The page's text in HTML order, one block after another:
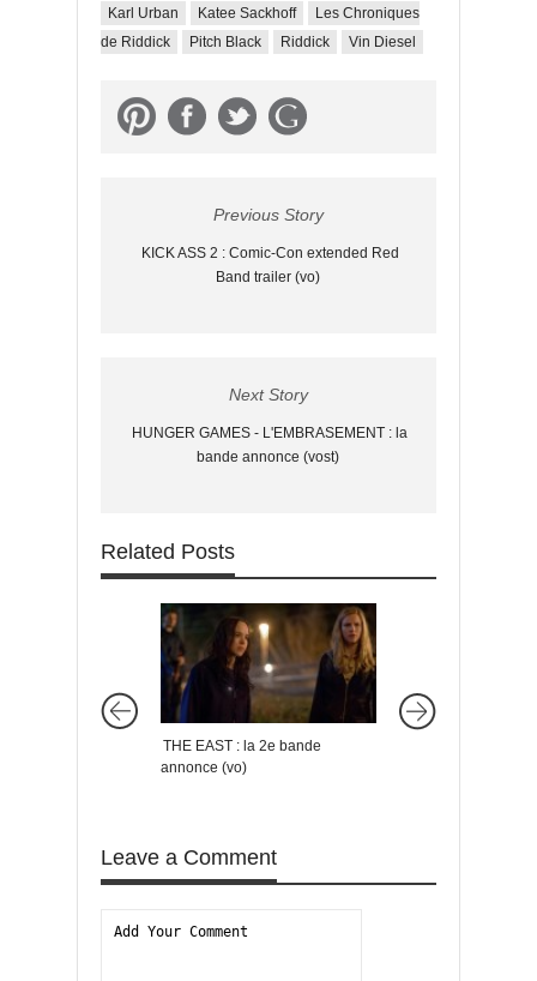
Karl Urban
Katee Sackhoff
Les Chroniques
de Riddick
Pitch Black Riddick Vin Diesel
Previous Story
KICK ASS 2 : Comic-Con extended Red
Band trailer (vo)
Next Story
HUNGER GAMES - L'EMBRASEMENT : la
bande annonce (vost)
Related Posts
THE EAST : la 2e bande
annonce (vo)
Leave a Comment